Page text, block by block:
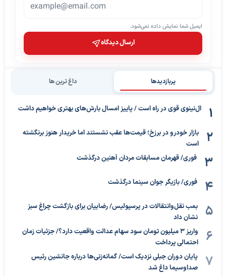
ایمیل شما نمایش داده نمی‌شود.
ارسال دیدگاه
پربازدیدها داغ ترین ها
ال‌نینوی قوی در راه است / پاییز امسال بارش‌های بهتری خواهیم داشت
بازار خودرو در برزخ؛ قیمت‌ها عقب نشستند اما خریدار هنوز برنگشته
است
فوری/ قهرمان مسابقات مردان آهنین درگذشت
فوری/ بازیگر جوان سینما درگذشت
بمب نقل‌وانتقالات در پرسپولیس/ رضاییان برای بازگشت چراغ سبز
نشان داد
واریز ۳ میلیون تومان سود سهام عدالت واقعیت دارد؟/ جزئیات زمان
احتمالی پرداخت
پایان دوران جبلی نزدیک است/ گمانه‌زنی‌ها درباره جانشین رئیس
صداوسیما داغ شد